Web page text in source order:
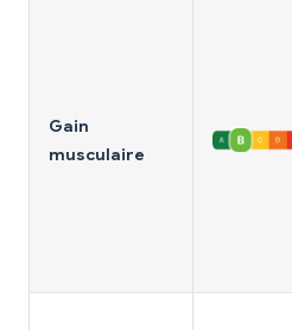
Gain
musculaire